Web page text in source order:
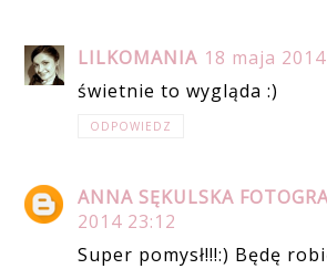
LILKOMANIA 18 maja
świetnie to wygląda :)
ODPOWIEDZ
ANNA SĘKULSKA
2014 23:12
Super pomysł!!!:) Będę